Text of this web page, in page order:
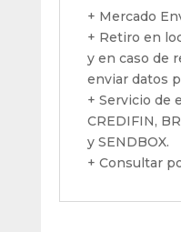
+ Mercado
+ Retiro en
y en caso de
enviar datos
+ Servicio de
CREDIFIN,
y SENDBOX.
+ Consultar